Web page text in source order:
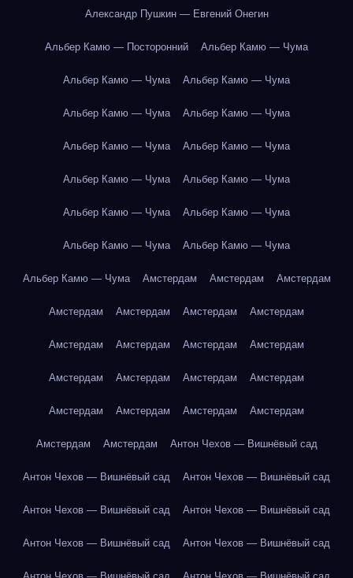
Александр Пушкин — Евгений Онегин
Альбер Камю — Посторонний Альбер Камю — Чума
Альбер Камю — Чума Альбер Камю — Чума
Альбер Камю — Чума Альбер Камю — Чума
Альбер Камю — Чума Альбер Камю — Чума
Альбер Камю — Чума Альбер Камю — Чума
Альбер Камю — Чума Альбер Камю — Чума
Альбер Камю — Чума Альбер Камю — Чума
Альбер Камю — Чума Амстердам Амстердам Амстердам
Амстердам Амстердам Амстердам Амстердам
Амстердам Амстердам Амстердам Амстердам
Амстердам Амстердам Амстердам Амстердам
Амстердам Амстердам Амстердам Амстердам
Амстердам Амстердам Антон Чехов — Вишнёвый сад
Антон Чехов — Вишнёвый сад Антон Чехов — Вишнёвый сад
Антон Чехов — Вишнёвый сад Антон Чехов — Вишнёвый сад
Антон Чехов — Вишнёвый сад Антон Чехов — Вишнёвый сад